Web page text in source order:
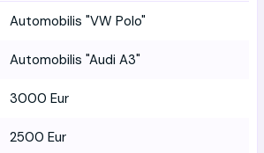
Automobilis "VW Polo"
Automobilis "Audi A3"
3000 Eur
2500 Eur